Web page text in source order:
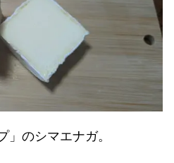
」のシマエナガ。